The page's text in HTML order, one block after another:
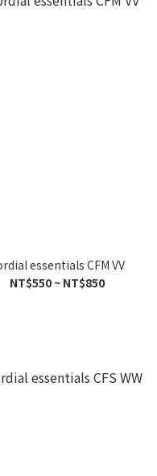
essentials CFM VV
NT$550 ~ NT$850